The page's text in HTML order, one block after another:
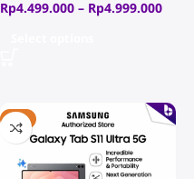
Rp4.499.000 – Rp4.999.000
-4%